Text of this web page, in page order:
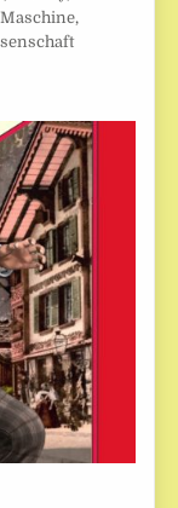
Maschine,